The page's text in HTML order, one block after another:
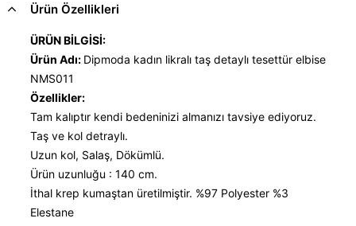
Ürün Özellikleri
ÜRÜN BİLGİSİ:
Ürün Adı: Dipmoda kadın likralı taş detaylı tesettür elbise
NMS011
Özellikler:
Tam kalıptır kendi bedeninizi almanızı tavsiye ediyoruz.
Taş ve kol detraylı.
Uzun kol, Salaş, Dökümlü.
Ürün uzunluğu : 140 cm.
İthal krep kumaştan üretilmiştir. %97 Polyester %3
Elestane